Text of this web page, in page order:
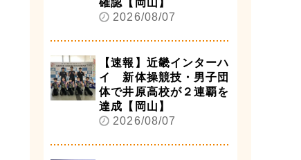
確認【岡山】
2026/08/07
【速報】近畿インターハ
イ 新体操競技・男子団
体で井原高校が２連覇を
達成【岡山】
2026/08/07